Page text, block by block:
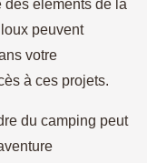
des éléments de la
peuvent
votre
à ces projets.
du camping peut